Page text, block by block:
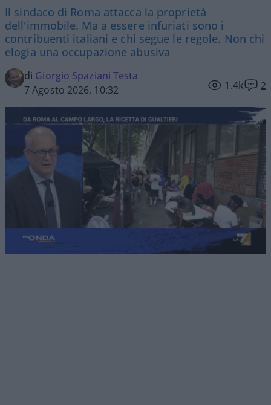
Il sindaco di Roma attacca la proprietà
dell'immobile. Ma a essere infuriati sono i
contribuenti italiani e chi segue le regole. Non chi
elogia una occupazione abusiva
di Giorgio Spaziani Testa
7 Agosto 2026, 10:32
1.4k 2